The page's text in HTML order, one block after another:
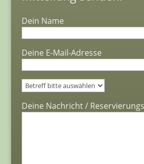
Dein Name
Deine E-Mail-Adresse
Deine Nachricht /